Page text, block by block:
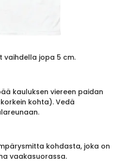
vaihdella jopa 5 cm.
kauluksen viereen paidan
kohta). Vedä
kohdasta, joka on
vaakasuorassa.